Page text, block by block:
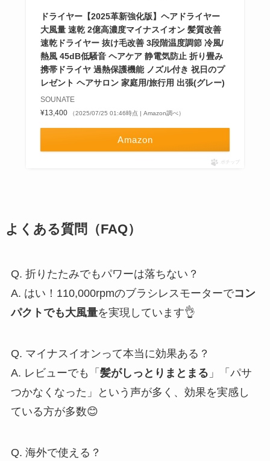
ドライヤー【2025革新強化版】ヘアドライヤー
大風量 速乾 2億高濃度マイナスイオン 髪質改善
速乾ドライヤー 抜け毛改善 3段階温度調節 冷風/
熱風 45dB低騒音 ヘアケア 静電気防止 折り畳み
携帯ドライヤ 過熱保護機能 ノズル付き 祝日のプ
レゼント ヘアサロン 家庭用/旅行用 出張(グレー)
SOUNATE
¥13,400
（2025/07/25 01:46時点 | Amazon調べ）
Amazon
ポチップ
よくある質問（FAQ）
Q. 折りたたみでもパワーは落ちない？
A. はい！110,000rpmのブラシレスモーターでコン
パクトでも大風量を実現しています👌
Q. マイナスイオンって本当に効果ある？
A. レビューでも「 髪がしっとりまとまる 」「パサ
つかなくなった」という声が多く、効果を実感し
ている方が多数😊
Q. 海外で使える？